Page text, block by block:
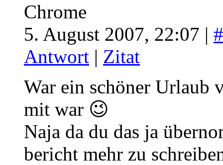
Chrome
5. August 2007, 22:07 |
Antwort | Zitat
War ein schöner Urlaub
mit war 😉
Naja da du das ja
bericht mehr zu